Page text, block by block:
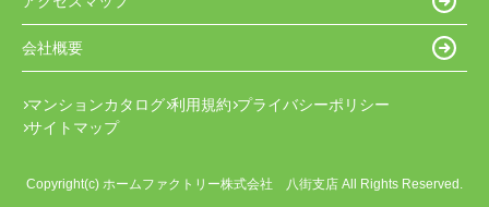
会社概要
マンションカタログ 利用規約 プライバシーポリシー
サイトマップ
Copyright(c) ホームファクトリー株式会社 八街支店 All Rights Reserved.